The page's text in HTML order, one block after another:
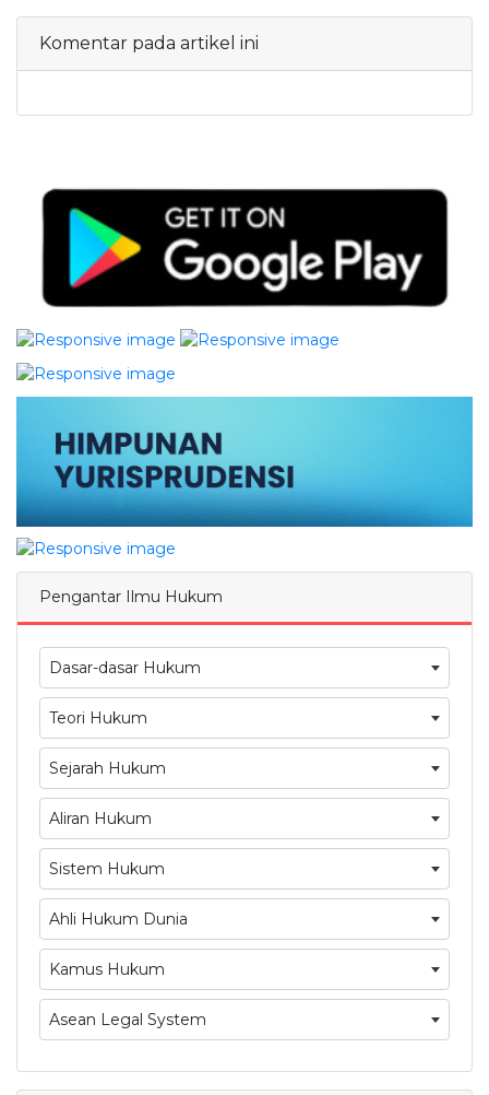
Komentar pada artikel ini
Pengantar Ilmu Hukum
Dasar-dasar Hukum
Teori Hukum
Sejarah Hukum
Aliran Hukum
Sistem Hukum
Ahli Hukum Dunia
Kamus Hukum
Asean Legal System